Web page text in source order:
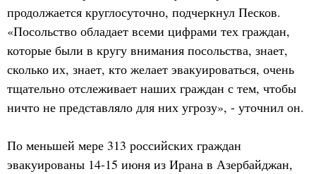
продолжается круглосуточно, подчеркнул Песков.
«Посольство обладает всеми цифрами тех граждан,
которые были в кругу внимания посольства, знает,
сколько их, знает, кто желает эвакуироваться, очень
тщательно отслеживает наших граждан с тем, чтобы
ничто не представляло для них угрозу», - уточнил он.
По меньшей мере 313 российских граждан
эвакуированы 14-15 июня из Ирана в Азербайджан,